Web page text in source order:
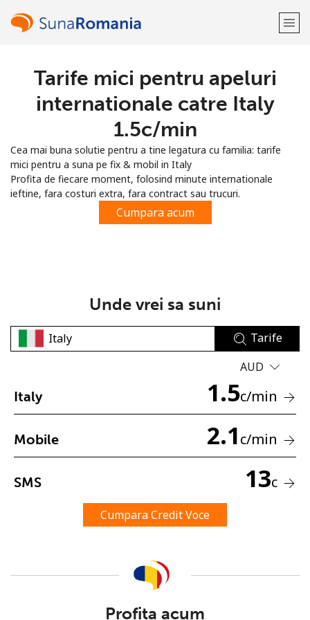
Bine-ai venit!
Inregistreaza-te cu
Minim 8 litere
O majuscula si o litera mica
Un simbol/litera speciala
Ramai conectat cu noi pentru a primi toate ofertele pe
Tarife mici pentru apeluri
internationale catre Italy
⁦1.5c⁩/min
Cea mai buna solutie pentru a tine legatura cu familia: tarife
mici pentru a suna pe fix & mobil in Italy
Profita de fiecare moment, folosind minute internationale
ieftine, fara costuri extra, fara contract sau trucuri.
Cumpara acum
Unde vrei sa suni
Tarife
AUD
Italy 1.5c/min
Mobile 2.1c/min
SMS 13c
Cumpara Credit Voce
Profita acum